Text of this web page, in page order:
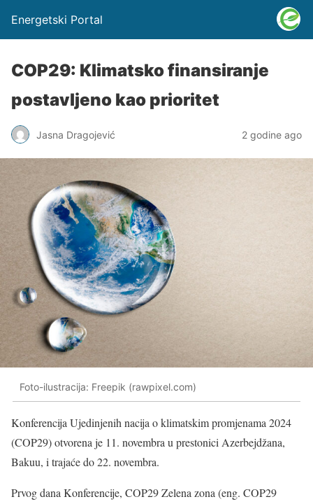
Energetski Portal
COP29: Klimatsko finansiranje
postavljeno kao prioritet
Jasna Dragojević 2 godine ago
Foto-ilustracija: Freepik (rawpixel.com)
Konferencija Ujedinjenih nacija o klimatskim promjenama 2024
(COP29) otvorena je 11. novembra u prestonici Azerbejdžana,
Bakuu, i trajaće do 22. novembra.
Prvog dana Konferencije, COP29 Zelena zona (eng. COP29